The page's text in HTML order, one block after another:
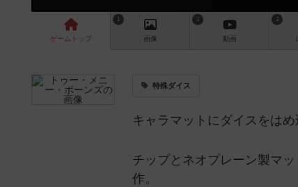
ゲーム トップ
1
画像
1
動画
3
特殊ダイス
キャラマットにダイスをは
チップとネオプレーン製マ
作。